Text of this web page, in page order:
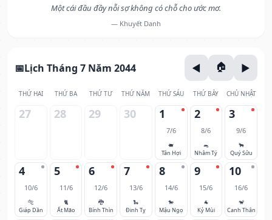
Một cái đầu đầy nỗi sợ không có chỗ cho ước mơ.
— Khuyết Danh
Lịch Tháng 7 Năm 2044
THỨ HAI THỨ BA THỨ TƯ THỨ NĂM THỨ SÁU THỨ BẢY CHỦ NHẬT
27 28 29 30 1
7/6
🐖
Tân Hợi
2
8/6
🐀
Nhâm Tý
3
9/6
🐂
Quý Sửu
4
10/6
🐅
Giáp Dần
5
11/6
🐈
Ất Mão
6
12/6
🐉
Bính Thìn
7
13/6
🐍
Đinh Tỵ
8
14/6
🐎
Mậu Ngọ
9
15/6
🐐
Kỷ Mùi
10
16/6
🐒
Canh Thân